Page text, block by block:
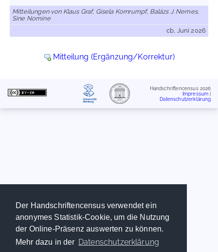
Der Handschriftencensus verwendet ein
anonymes Statistik-Cookie, um die Nutzung
der Online-Präsenz auswerten zu können.
Mehr dazu in der Datenschutzerklärung
Mitteilungen von Klaus Graf, Gisela Kornrumpf, Balázs J. Nemes,
Sine Nomine
cb, Juni 2026
Mitteilung (Ergänzung/Korrektur)
Handschriftencensus 2026
Impressum
Datenschutzerklärung